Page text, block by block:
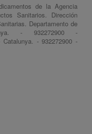
de la Agencia
Sanitarios. Dirección
Departamento de
- 932272900 -
Catalunya. - 932272900 -